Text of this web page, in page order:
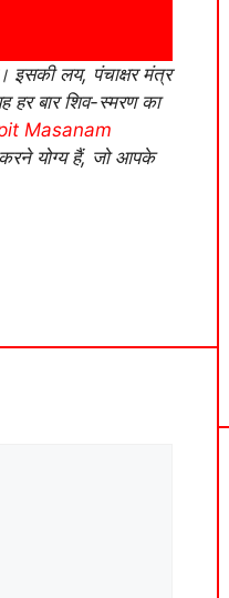
इसकी लय, पंचाक्षर मंत्र
हर बार शिव-स्मरण का
Masanam
योग्य हैं, जो आपके